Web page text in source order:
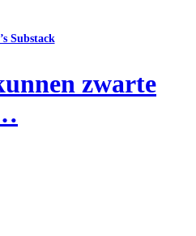
Substack
zwarte